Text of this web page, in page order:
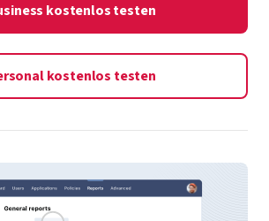
kostenlos testen
kostenlos testen